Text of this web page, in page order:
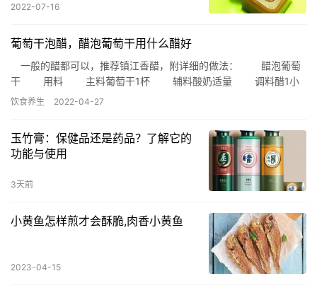
2022-07-16
葡萄干泡醋，醋泡葡萄干用什么醋好
一般的醋都可以，推荐镇江香醋，附详细的做法： 醋泡葡萄
干 用料 主料葡萄干1杯 辅料酸奶适量 调料醋1小
瓶 醋泡葡萄干的做法 1.把一杯葡萄干(十天份…
饮食养生 2022-04-27
玉竹膏：保健品还是药品？了解它的
功能与使用
3天前
小黄鱼怎样煎才会酥脆,肉香小黄鱼
2023-04-15